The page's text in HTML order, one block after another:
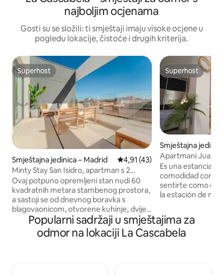
najboljim ocjenama
Gosti su se složili: ti smještaji imaju visoke ocjene u
pogledu lokacije, čistoće i drugih kriterija.
Superhost
Superhost
Smještajna jedinica – Madrid Prosječna ocjena: 4,91/5,
4,91 (43)
Minty Stay San Isidro, apartman s 2
spavaće sobe 5
Ovaj potpuno opremljeni stan nudi 60
kvadratnih metara stambenog prostora,
a sastoji se od dnevnog boravka s
blagovaonicom, otvorene kuhinje, dvije
spavaće sobe s bračnim krevetom i dvije
kupaonice. Može primiti do četiri osobe,
što ga čini savršenim za obitelji, parove i
Superhost
Superhost
Smještajna
e
Apartmani Juan,
Es una estancia
comodidad con
sentirte como en
la estación de
turístico. Acceso
sin escaleras. Este estudio de 45 m² ha
sido diseñado
Popularni sadržaji u smještajima za
odmor na lokaciji La Cascabela